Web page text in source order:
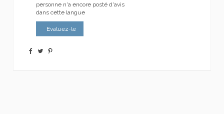
personne n'a encore posté d'avis
dans cette langue
Evaluez-le